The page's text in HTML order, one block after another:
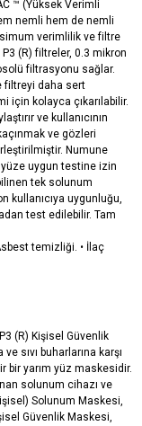
™ (Yüksek Verimli
nemli hem de nemli
verimlilik ve filtre
(R) filtreler, 0.3 mikron
filtrasyonu sağlar.
filtreyi daha sert
için kolayca çıkarılabilir.
ve kullanıcının
ve gözleri
Numune
yüze uygun testine izin
tek solunum
kullanıcıya uygunluğu,
test edilebilir. Tam
temizliği. • İlaç
(R) Kişisel Güvenlik
sıvı buharlarına karşı
bir yarım yüz maskesidir.
solunum cihazı ve
Solunum Maskesi,
Güvenlik Maskesi,